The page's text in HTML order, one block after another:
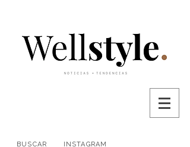
BUSCAR INSTAGRAM